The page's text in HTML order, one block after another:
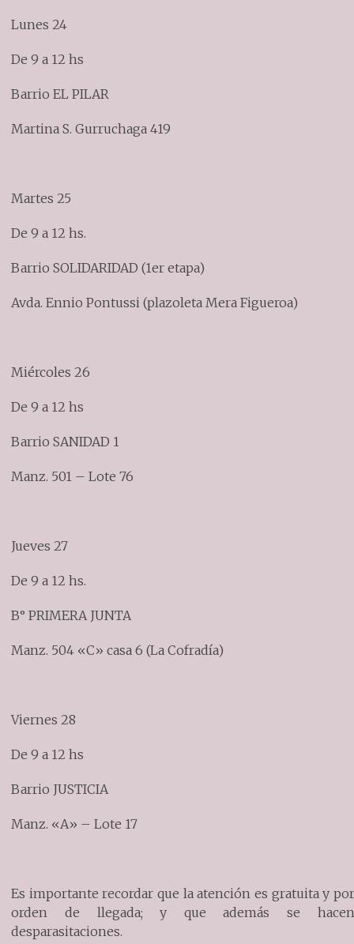
Lunes 24
De 9 a 12 hs
Barrio EL PILAR
Martina S. Gurruchaga 419
Martes 25
De 9 a 12 hs.
Barrio SOLIDARIDAD (1er etapa)
Avda. Ennio Pontussi (plazoleta Mera Figueroa)
Miércoles 26
De 9 a 12 hs
Barrio SANIDAD 1
Manz. 501 – Lote 76
Jueves 27
De 9 a 12 hs.
B° PRIMERA JUNTA
Manz. 504 «C» casa 6 (La Cofradía)
Viernes 28
De 9 a 12 hs
Barrio JUSTICIA
Manz. «A» – Lote 17
Es importante recordar que la atención es gratuita y por
orden de llegada; y que además se hacen
desparasitaciones.